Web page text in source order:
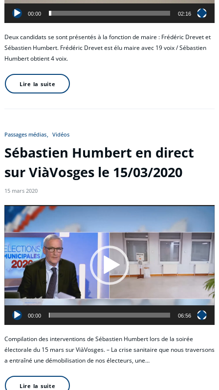
00:00 02:16
Deux candidats se sont présentés à la fonction de maire : Frédéric Drevet et
Sébastien Humbert. Frédéric Drevet est élu maire avec 19 voix / Sébastien
Humbert obtient 4 voix.
Lire la suite
Passages médias Vidéos
Sébastien Humbert en direct
sur ViàVosges le 15/03/2020
15 mars 2020
00:00 06:56
Compilation des interventions de Sébastien Humbert lors de la soirée
électorale du 15 mars sur ViàVosges. – La crise sanitaire que nous traversons
a entraîné une démobilisation de nos électeurs, une…
Lire la suite